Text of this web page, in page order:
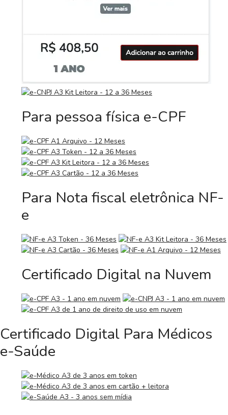
Para pessoa física e-CPF
Para Nota fiscal eletrônica NF-
e
Certificado Digital na Nuvem
Certificado Digital Para Médicos
e-Saúde